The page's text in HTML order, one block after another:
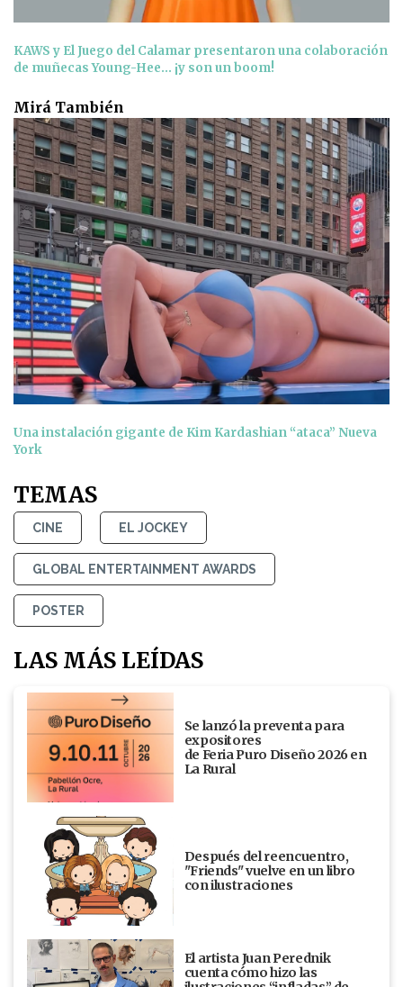
KAWS y El Juego del Calamar presentaron una colaboración
de muñecas Young-Hee... ¡y son un boom!
Mirá También
Una instalación gigante de Kim Kardashian “ataca” Nueva
York
TEMAS
CINE EL JOCKEY
GLOBAL ENTERTAINMENT AWARDS
POSTER
LAS MÁS LEÍDAS
Se lanzó la preventa para
expositores
de Feria Puro Diseño 2026 en
La Rural
Después del reencuentro,
"Friends" vuelve en un libro
con ilustraciones
El artista Juan Perednik
cuenta cómo hizo las